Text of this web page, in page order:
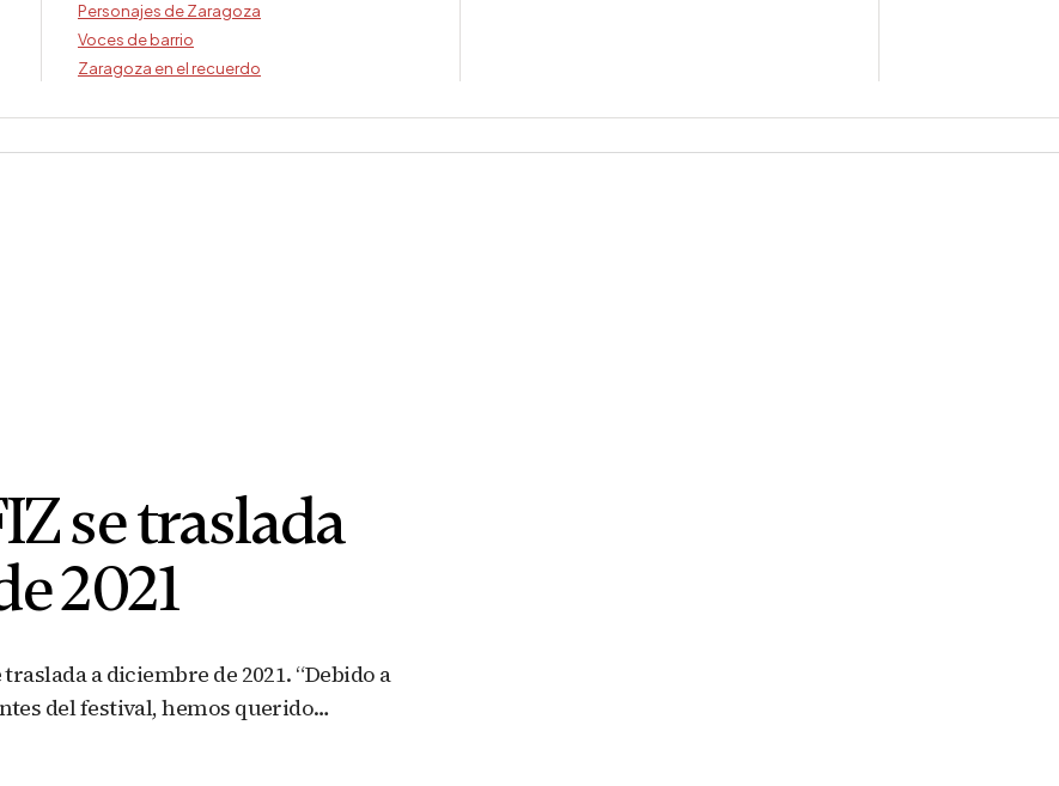
Personajes de Zaragoza
Voces de barrio
Zaragoza en el recuerdo
se traslada
2021
a diciembre de 2021. “Debido a
del festival, hemos querido…